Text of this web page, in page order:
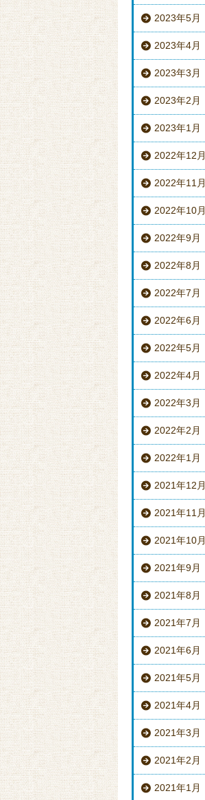
2023年5月
2023年4月
2023年3月
2023年2月
2023年1月
2022年12月
2022年11月
2022年10月
2022年9月
2022年8月
2022年7月
2022年6月
2022年5月
2022年4月
2022年3月
2022年2月
2022年1月
2021年12月
2021年11月
2021年10月
2021年9月
2021年8月
2021年7月
2021年6月
2021年5月
2021年4月
2021年3月
2021年2月
2021年1月